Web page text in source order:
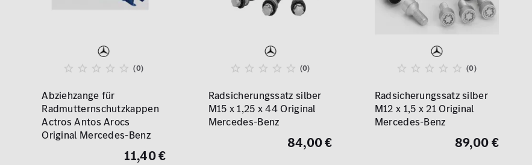
(0)
Abziehzange für
Radmutternschutzkappen
Actros Antos Arocs
Original Mercedes-Benz
11,40 €
(0)
Radsicherungssatz silber
M15 x 1,25 x 44 Original
Mercedes-Benz
84,00 €
(0)
Radsicherungssatz silber
M12 x 1,5 x 21 Original
Mercedes-Benz
89,00 €